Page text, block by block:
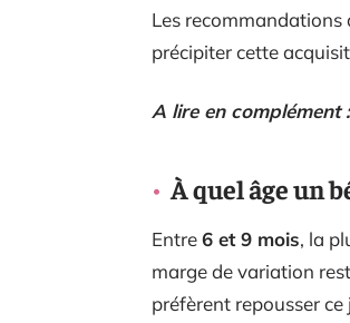
Les
précipiter cette
A lire en complément :
À quel âge un
Entre6 et 9 mois, la
marge de variation
préfèrent repousser